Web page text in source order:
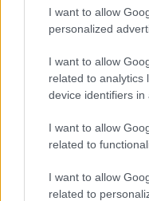
I want to allow
personalized
I want to allow
related to analytics
device identifiers in
I want to allow
related to
I want to allow
related to
Days Gone
God of War: Ragnarok